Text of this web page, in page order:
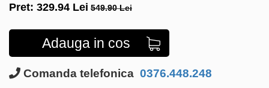
Pret: 329.94 Lei 549.90 Lei
Adauga in cos
Comanda telefonica 0376.448.248